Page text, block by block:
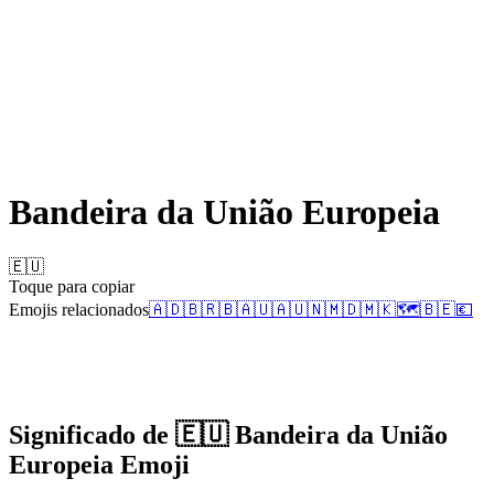
Bandeira da União Europeia
🇪🇺
Toque para copiar
Emojis relacionados🇦🇩🇧🇷🇧🇦🇺🇦🇺🇳🇲🇩🇲🇰🗺️🇧🇪💶
Significado de 🇪🇺 Bandeira da União
Europeia Emoji